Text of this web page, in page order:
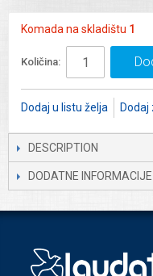
Komada na skladištu 1
Količina:
Dodaj u listu želja Dodaj
DESCRIPTION
DODATNE INFORMACIJE